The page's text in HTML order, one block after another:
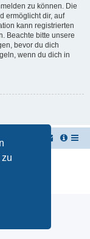
zu können. Die
ermöglicht dir, auf
kann registrierten
Beachte bitte unsere
bevor du dich
wenn du dich in
Limited